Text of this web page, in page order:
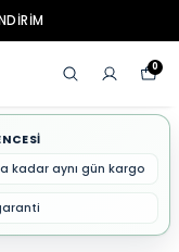
0
kadar aynı gün kargo